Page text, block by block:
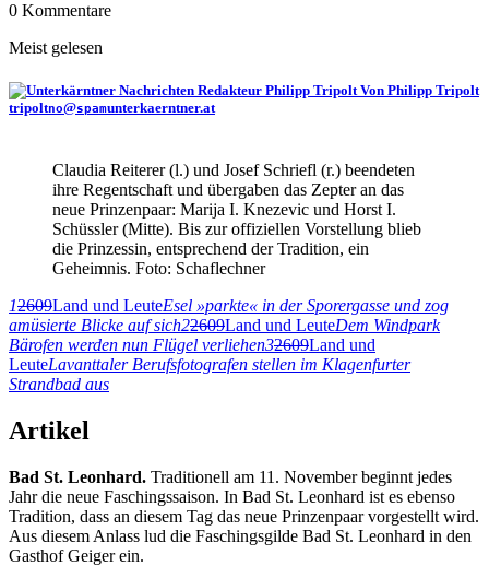
0 Kommentare
Meist gelesen
Von Philipp Tripolt
tripoltno@spamunterkaerntner.at
Claudia Reiterer (l.) und Josef Schriefl (r.) beendeten
ihre Regentschaft und übergaben das Zepter an das
neue Prinzenpaar: Marija I. Knezevic und Horst I.
Schüssler (Mitte). Bis zur offiziellen Vorstellung blieb
die Prinzessin, entsprechend der Tradition, ein
Geheimnis. Foto: Schaflechner
12609Land und LeuteEsel »parkte« in der Sporergasse und zog
amüsierte Blicke auf sich22609Land und LeuteDem Windpark
Bärofen werden nun Flügel verliehen32609Land und
LeuteLavanttaler Berufsfotografen stellen im Klagenfurter
Strandbad aus
Artikel
Bad St. Leonhard. Traditionell am 11. November beginnt jedes
Jahr die neue Faschingssaison. In Bad St. Leonhard ist es ebenso
Tradition, dass an diesem Tag das neue Prinzenpaar vorgestellt wird.
Aus diesem Anlass lud die Faschingsgilde Bad St. Leonhard in den
Gasthof Geiger ein.